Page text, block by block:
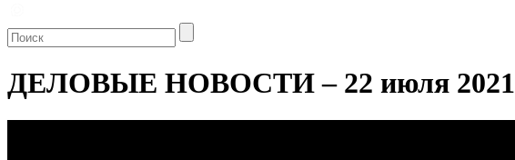
ДЕЛОВЫЕ НОВОСТИ – 22 июля 2021